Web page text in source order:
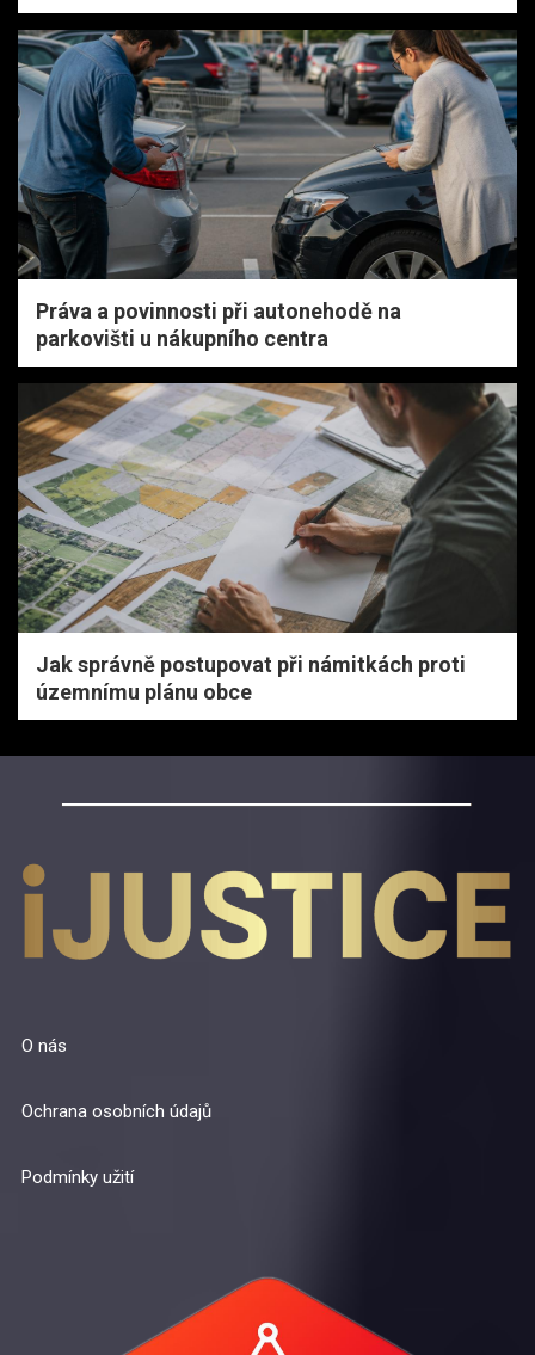
Práva a povinnosti při autonehodě na
parkovišti u nákupního centra
Jak správně postupovat při námitkách proti
územnímu plánu obce
O nás
Ochrana osobních údajů
Podmínky užití